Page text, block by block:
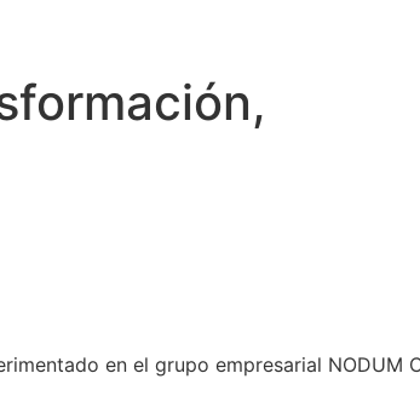
en el grupo empresarial NODUM